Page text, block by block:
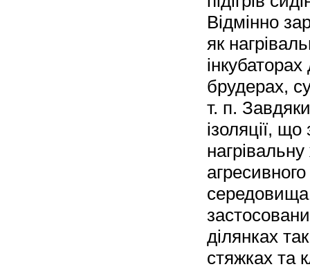
Відмінно
як
брудерах,
т. п.
ізоляції,
ділянках
стяжках та